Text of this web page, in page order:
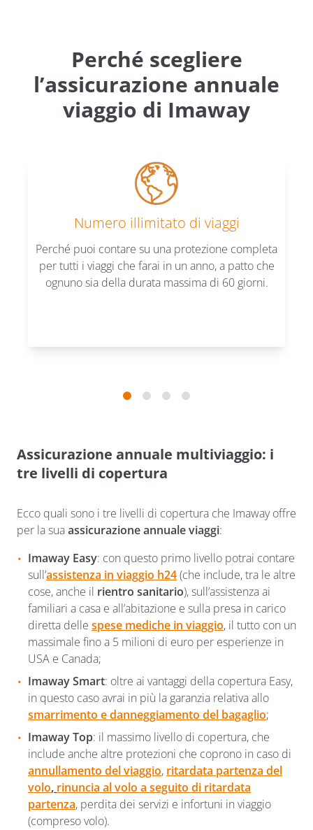
Perché scegliere
l’assicurazione annuale
viaggio di Imaway
Numero illimitato di viaggi
Perché puoi contare su una protezione completa
per tutti i viaggi che farai in un anno, a patto che
ognuno sia della durata massima di 60 giorni.
Assicurazione annuale multiviaggio: i
tre livelli di copertura
Ecco quali sono i tre livelli di copertura che Imaway offre
per la suaassicurazione annuale viaggi:
Imaway Easy: con questo primo livello potrai contare
sull’assistenza in viaggio h24(che include, tra le altre
cose, anche il rientro sanitario), sull’assistenza ai
familiari a casa e all’abitazione e sulla presa in carico
diretta delle spese mediche in viaggio, il tutto con un
massimale fino a 5 milioni di euro per esperienze in
USA e Canada;
Imaway Smart: oltre ai vantaggi della copertura Easy,
in questo caso avrai in più la garanzia relativa allo
smarrimento e danneggiamento del bagaglio;
Imaway Top: il massimo livello di copertura, che
include anche altre protezioni che coprono in caso di
annullamento del viaggio, ritardata partenza del
volo, rinuncia al volo a seguito di ritardata
partenza, perdita dei servizi e infortuni in viaggio
(compreso volo).